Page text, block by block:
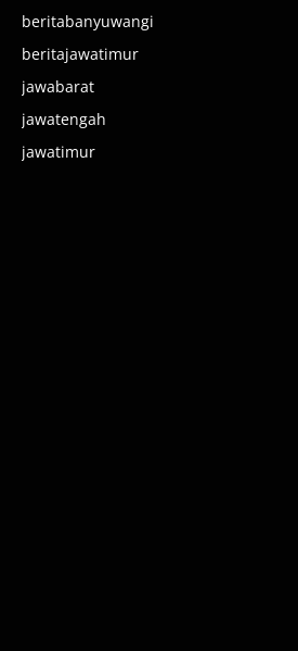
beritabanyuwangi
beritajawatimur
jawabarat
jawatengah
jawatimur